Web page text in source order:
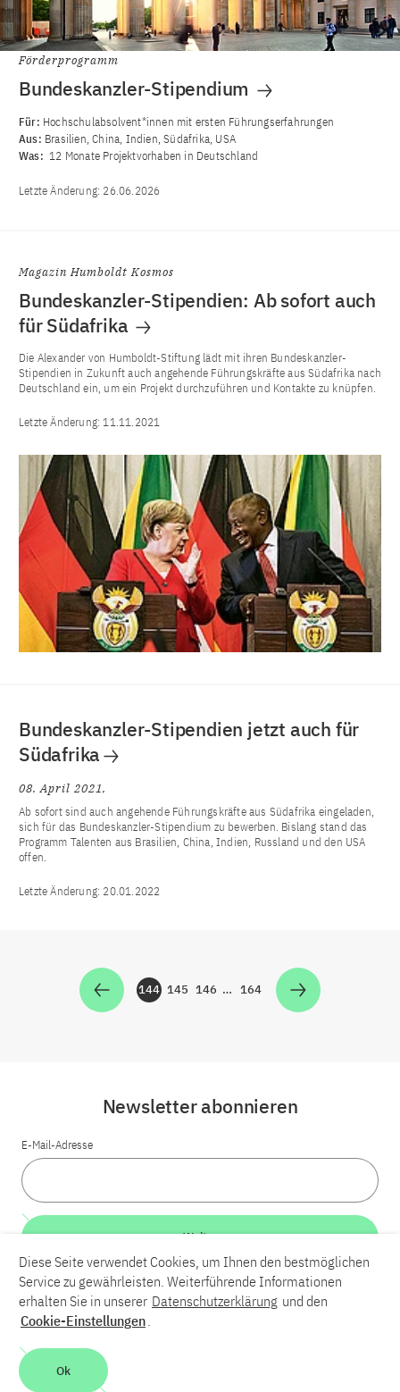
Förderprogramm
Bundeskanzler-Stipendium
Für: Hochschulabsolvent*innen mit ersten Führungserfahrungen
Aus: Brasilien, China, Indien, Südafrika, USA
Was: 12 Monate Projektvorhaben in Deutschland
Letzte Änderung: 26.06.2026
Magazin Humboldt Kosmos
Bundeskanzler-Stipendien: Ab sofort auch
für Südafrika
Die Alexander von Humboldt-Stiftung lädt mit ihren Bundeskanzler-
Stipendien in Zukunft auch angehende Führungskräfte aus Südafrika nach
Deutschland ein, um ein Projekt durchzuführen und Kontakte zu knüpfen.
Letzte Änderung:11.11.2021
Bundeskanzler-Stipendien jetzt auch für
Südafrika
08. April 2021
Ab sofort sind auch angehende Führungskräfte aus Südafrika eingeladen,
sich für das Bundeskanzler-Stipendium zu bewerben. Bislang stand das
Programm Talenten aus Brasilien, China, Indien, Russland und den USA
offen.
Letzte Änderung: 20.01.2022
Zur Seite
144 Zur Seite
145 Zur Seite
146 … Zur Seite
164
LinkedInBlueskyYouTube
Kontakt
Barrierefreiheit
Newsletter abonnieren
E-Mail-Adresse
Weiter
Diese Seite verwendet Cookies, um Ihnen den bestmöglichen
Service zu gewährleisten. Weiterführende Informationen
erhalten Sie in unserer Datenschutzerklärung und den
Cookie-Einstellungen.
Ok